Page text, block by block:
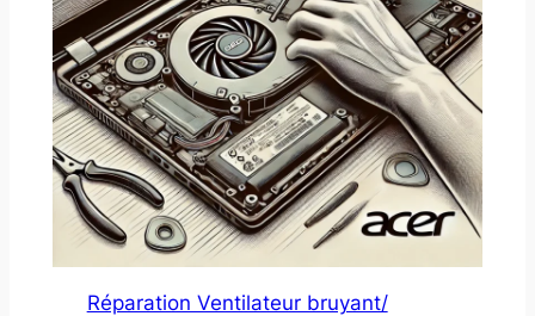
Réparation Ventilateur bruyant/